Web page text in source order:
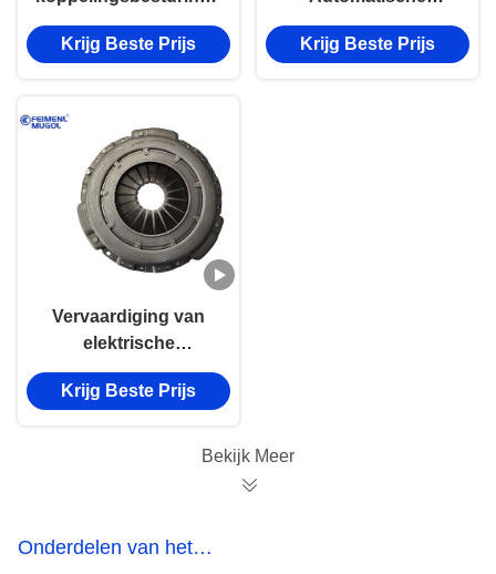
voor Ford Transit
V348 2.4 Motor Auto-
Krijg Beste Prijs
transmissieonderdelen
Clutch Disc JMC1030
Krijg Beste Prijs
Vervaardiging van
elektrische
voertuigen
Krijg Beste Prijs
Bekijk Meer
Onderdelen van het